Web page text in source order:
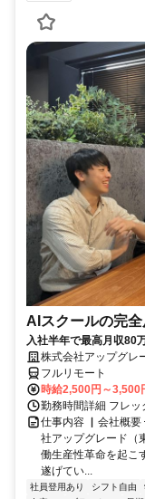
AIスクールの完
入社半年で最高月収80
株式会社アップグレ
フルリモート
時給2,500円～3,500
勤務時間詳細 フレッ
仕事内容 ▏会
社アップグレード（
働生産性革命を起こ
遂げてい...
社員登用あり シフト自由